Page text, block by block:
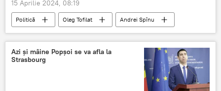
15 Aprilie 2024, 08:19
Politică Oleg Tofilat
Andrei Spînu
Dorin Recean
CFM
ÎS „Calea Ferată din Moldova" (CFM)
Azi și mâine Popșoi se va afla la
Strasbourg